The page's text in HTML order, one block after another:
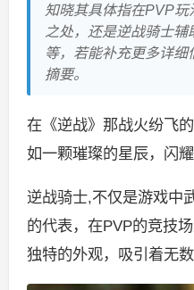
知晓其具体指在PVP
之处，还是逆战骑士
等，若能补充更多详
摘要。
在《逆战》那战火纷飞
如一颗璀璨的星辰，闪耀
逆战骑士,不仅是游戏中
的代表，在PVP的竞技
独特的外观，吸引着无数